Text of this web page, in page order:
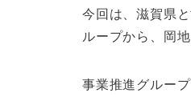
今回は、滋賀県
ループから、岡
事業推進グルー